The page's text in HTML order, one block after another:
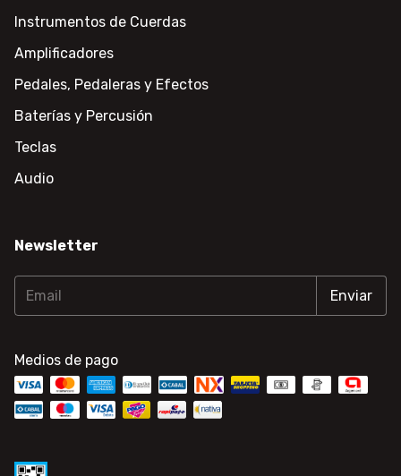
Instrumentos de Cuerdas
Amplificadores
Pedales, Pedaleras y Efectos
Baterías y Percusión
Teclas
Audio
Newsletter
Medios de pago